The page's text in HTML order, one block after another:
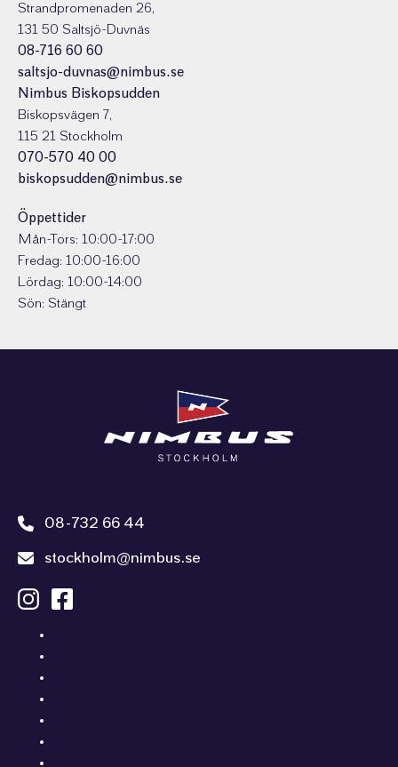
Strandpromenaden 26,
131 50 Saltsjö-Duvnäs
08-716 60 60
saltsjo-duvnas@nimbus.se
Nimbus Biskopsudden
Biskopsvägen 7,
115 21 Stockholm
070-570 40 00
biskopsudden@nimbus.se
Öppettider
Mån-Tors: 10:00-17:00
Fredag: 10:00-16:00
Lördag: 10:00-14:00
Sön: Stängt
08-732 66 44
stockholm@nimbus.se